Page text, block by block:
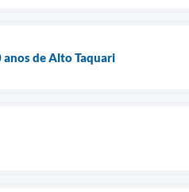
anos de Alto Taquari